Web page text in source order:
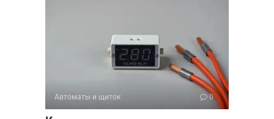
Автоматы и щиток 0